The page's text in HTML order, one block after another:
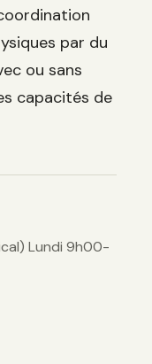
par du
ou sans
capacités de
Lundi 9h00-